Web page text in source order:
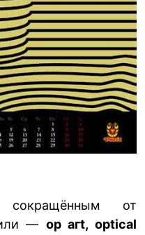
от
или — ор aгt, optical